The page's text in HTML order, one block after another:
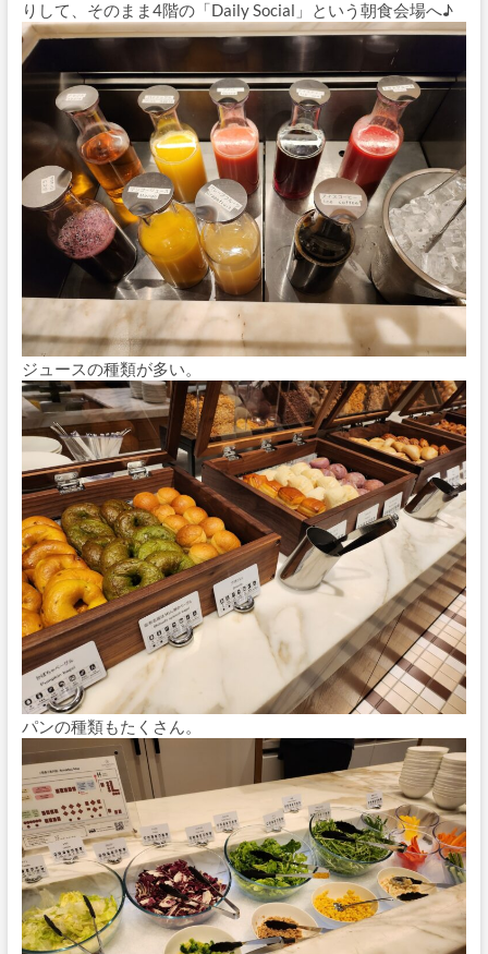
りして、そのまま4階の「Daily Social」という朝食会場へ♪
ジュースの種類が多い。
パンの種類もたくさん。